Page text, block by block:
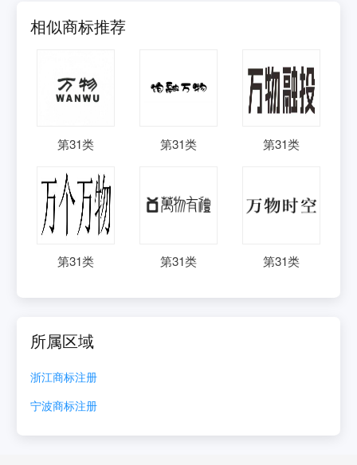
相似商标推荐
第31类 第31类 第31类
第31类 第31类 第31类
所属区域
浙江商标注册
宁波商标注册